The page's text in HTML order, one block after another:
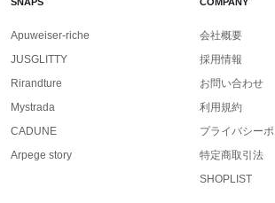
Apuweiser-riche
JUSGLITTY
Rirandture
Mystrada
CADUNE
Arpege story
会社概要
採用情報
お問い合わせ
利用規約
プライバシー
特定商取引法
SHOPLIST